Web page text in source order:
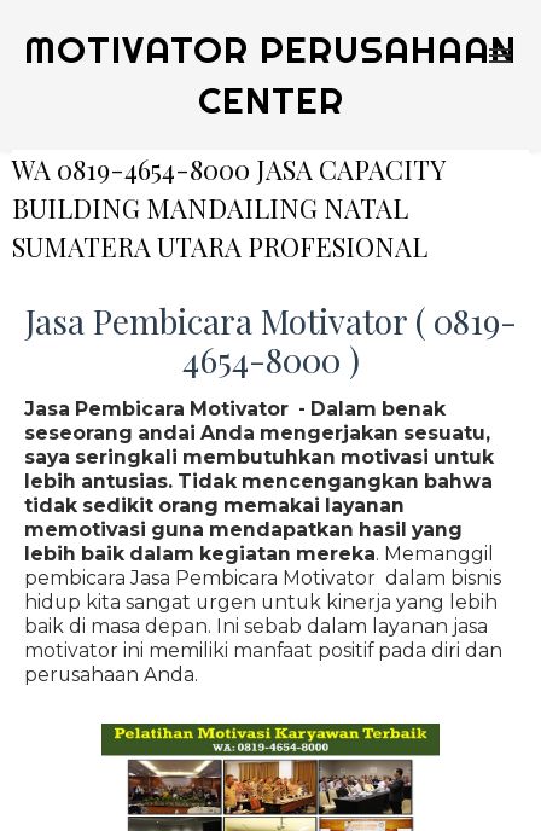
MOTIVATOR PERUSAHAAN
CENTER
WA 0819-4654-8000 JASA CAPACITY
BUILDING MANDAILING NATAL
SUMATERA UTARA PROFESIONAL
Jasa Pembicara Motivator ( 0819-
4654-8000 )
Jasa Pembicara Motivator - Dalam benak
seseorang andai Anda mengerjakan sesuatu,
saya seringkali membutuhkan motivasi untuk
lebih antusias. Tidak mencengangkan bahwa
tidak sedikit orang memakai layanan
memotivasi guna mendapatkan hasil yang
lebih baik dalam kegiatan mereka. Memanggil
pembicara Jasa Pembicara Motivator dalam bisnis
hidup kita sangat urgen untuk kinerja yang lebih
baik di masa depan. Ini sebab dalam layanan jasa
motivator ini memiliki manfaat positif pada diri dan
perusahaan Anda.